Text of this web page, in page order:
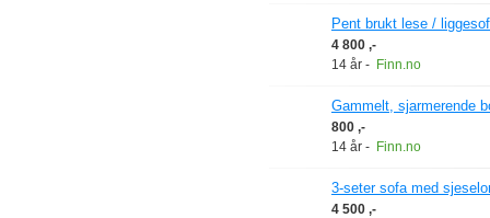
Pent brukt lese /
4 800 ,-
14 år - Finn.no
Gammelt, sjarmerende
800 ,-
14 år - Finn.no
3-seter sofa med
4 500 ,-